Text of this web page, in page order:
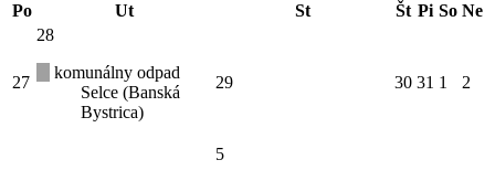
Po
Ut St Št Pi So Ne
27
28
komunálny odpad
Selce (Banská
Bystrica)
29 30 31 1 2
5